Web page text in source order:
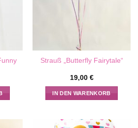
Strauß „Butterfly Fairytale“
19,00 €
IN DEN WARENKORB